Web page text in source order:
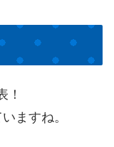
！
ますね。